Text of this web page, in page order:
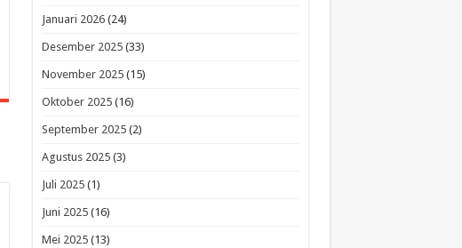
Januari 2026(24)
Desember 2025(33)
November 2025(15)
Oktober 2025(16)
September 2025(2)
Agustus 2025(3)
Juli 2025(1)
Juni 2025(16)
Mei 2025(13)